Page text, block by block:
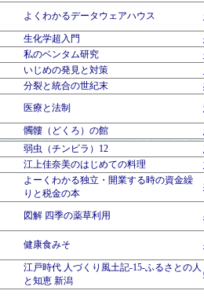
よくわかるデータウェアハウス
生化学超入門
私のベンタム研究
いじめの発見と対策
分裂と統合の世紀末
医療と法制
髑髏（どくろ）の館
弱虫（チンピラ）12
江上佳奈美のはじめての料理
よーくわかる独立・開業する時の資金繰
りと税金の本
図解 四季の薬草利用
健康食みそ
江戸時代 人づくり風土記-15-ふるさとの人
と知恵 新潟